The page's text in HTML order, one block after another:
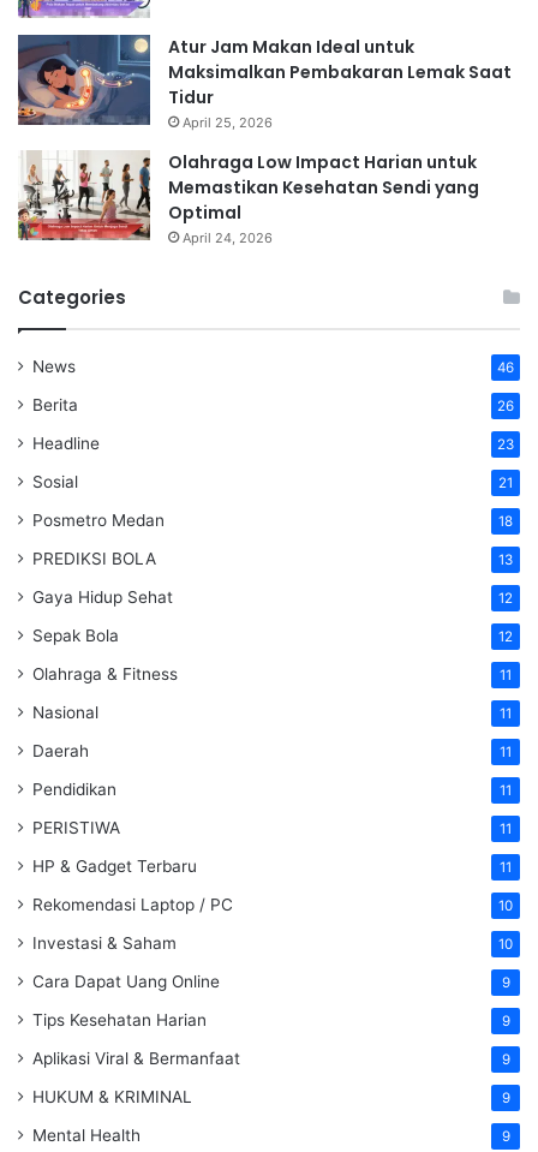
Atur Jam Makan Ideal untuk
Maksimalkan Pembakaran Lemak Saat
Tidur
April 25, 2026
Olahraga Low Impact Harian untuk
Memastikan Kesehatan Sendi yang
Optimal
April 24, 2026
Categories
News 46
Berita 26
Headline 23
Sosial 21
Posmetro Medan 18
PREDIKSI BOLA 13
Gaya Hidup Sehat 12
Sepak Bola 12
Olahraga & Fitness 11
Nasional 11
Daerah 11
Pendidikan 11
PERISTIWA 11
HP & Gadget Terbaru 11
Rekomendasi Laptop / PC 10
Investasi & Saham 10
Cara Dapat Uang Online 9
Tips Kesehatan Harian 9
Aplikasi Viral & Bermanfaat 9
HUKUM & KRIMINAL 9
Mental Health 9